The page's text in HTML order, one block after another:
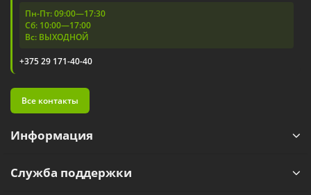
Пн-Пт: 09:00—17:30
Сб: 10:00—17:00
Вс: ВЫХОДНОЙ
+375 29 171-40-40
Все контакты
Информация
Служба поддержки